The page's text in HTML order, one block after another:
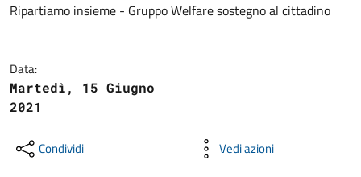
Ripartiamo insieme - Gruppo Welfare sostegno al cittadino
Data:
Martedì, 15 Giugno
2021
Condividi Vedi azioni